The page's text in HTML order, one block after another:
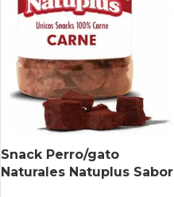
Snack Perro/gato
Naturales Natuplus Sabor